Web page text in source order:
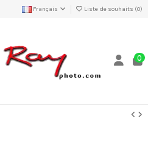
Français Liste de souhaits (0)
0